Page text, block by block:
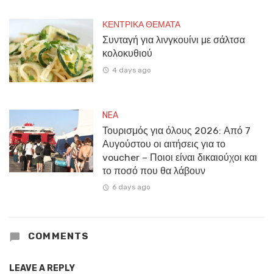
ΚΕΝΤΡΙΚΑ ΘΕΜΑΤΑ
Συνταγή για λινγκουίνι με σάλτσα
κολοκυθιού
4 days ago
NEA
Τουρισμός για όλους 2026: Από 7
Αυγούστου οι αιτήσεις για το
voucher – Ποιοι είναι δικαιούχοι και
το ποσό που θα λάβουν
6 days ago
COMMENTS
LEAVE A REPLY